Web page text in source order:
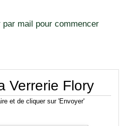
mail pour commencer
Verrerie Flory
et de cliquer sur 'Envoyer'